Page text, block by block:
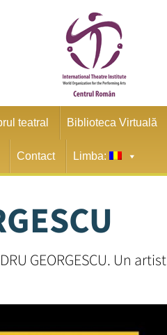
teatral Biblioteca Virtuală
Contact Limba:
GEORGESCU. Un artist